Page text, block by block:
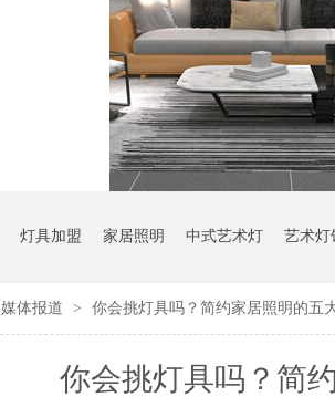
灯具加盟 家居照明 中式艺术灯 艺术灯
媒体报道 > 你会挑灯具吗？简约家居照明的五大
你会挑灯具吗？简